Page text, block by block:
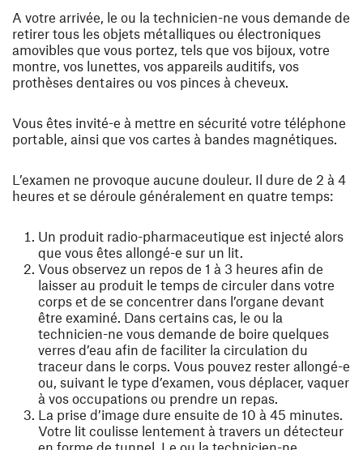
A votre arrivée, le ou la technicien-ne vous demande de
retirer tous les objets métalliques ou électroniques
amovibles que vous portez, tels que vos bijoux, votre
montre, vos lunettes, vos appareils auditifs, vos
prothèses dentaires ou vos pinces à cheveux.
Vous êtes invité-e à mettre en sécurité votre téléphone
portable, ainsi que vos cartes à bandes magnétiques.
L’examen ne provoque aucune douleur. Il dure de 2 à 4
heures et se déroule généralement en quatre temps:
Un produit radio-pharmaceutique est injecté alors
que vous êtes allongé-e sur un lit.
Vous observez un repos de 1 à 3 heures afin de
laisser au produit le temps de circuler dans votre
corps et de se concentrer dans l’organe devant
être examiné. Dans certains cas, le ou la
technicien-ne vous demande de boire quelques
verres d’eau afin de faciliter la circulation du
traceur dans le corps. Vous pouvez rester allongé-e
ou, suivant le type d’examen, vous déplacer, vaquer
à vos occupations ou prendre un repas.
La prise d’image dure ensuite de 10 à 45 minutes.
Votre lit coulisse lentement à travers un détecteur
en forme de tunnel. Le ou la technicien-ne